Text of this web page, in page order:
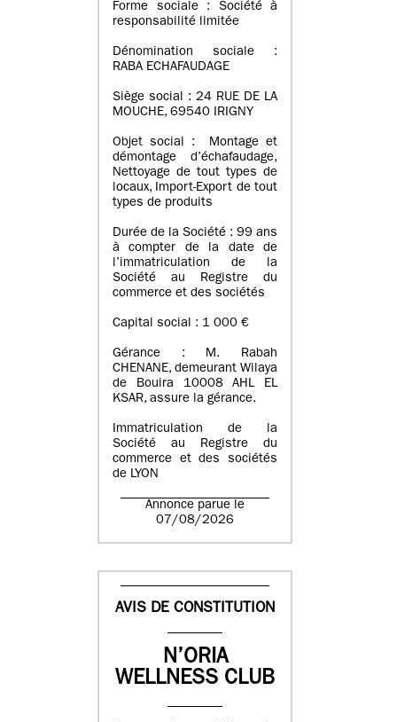
Forme sociale : Société à
responsabilité limitée
Dénomination sociale :
RABA ECHAFAUDAGE
Siège social : 24 RUE DE LA
MOUCHE, 69540 IRIGNY
Objet social : Montage et
démontage d’échafaudage,
Nettoyage de tout types de
locaux, Import-Export de tout
types de produits
Durée de la Société : 99 ans
à compter de la date de
l’immatriculation de la
Société au Registre du
commerce et des sociétés
Capital social : 1 000 €
Gérance : M. Rabah
CHENANE, demeurant Wilaya
de Bouira 10008 AHL EL
KSAR, assure la gérance.
Immatriculation de la
Société au Registre du
commerce et des sociétés
de LYON
Annonce parue le
07/08/2026
AVIS DE CONSTITUTION
N’ORIA
WELLNESS CLUB